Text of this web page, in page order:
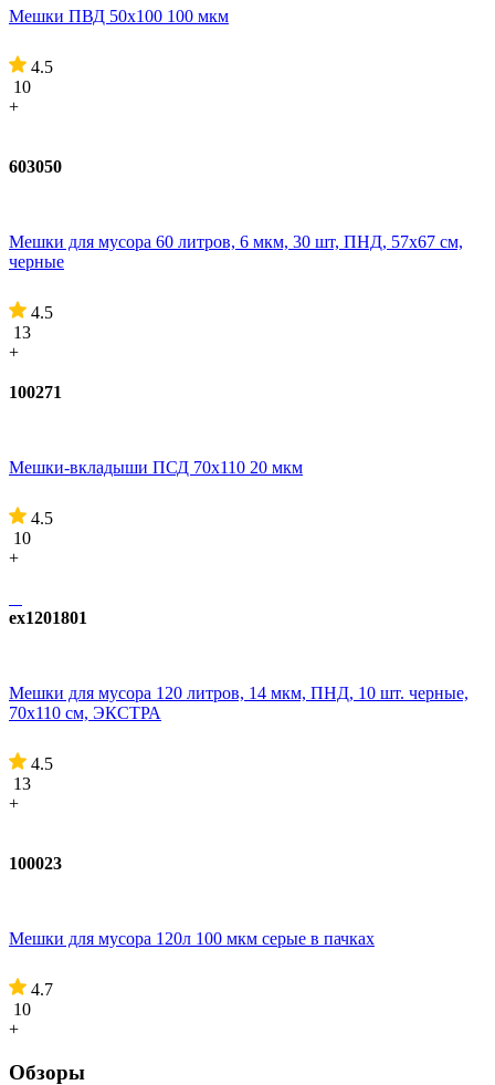
Мешки ПВД 50x100 100 мкм
4.5
10
+
603050
Мешки для мусора 60 литров, 6 мкм, 30 шт, ПНД, 57х67 см,
черные
4.5
13
+
100271
Мешки-вкладыши ПСД 70x110 20 мкм
4.5
10
+
ex1201801
Мешки для мусора 120 литров, 14 мкм, ПНД, 10 шт. черные,
70х110 см, ЭКСТРА
4.5
13
+
100023
Мешки для мусора 120л 100 мкм серые в пачках
4.7
10
+
Обзоры